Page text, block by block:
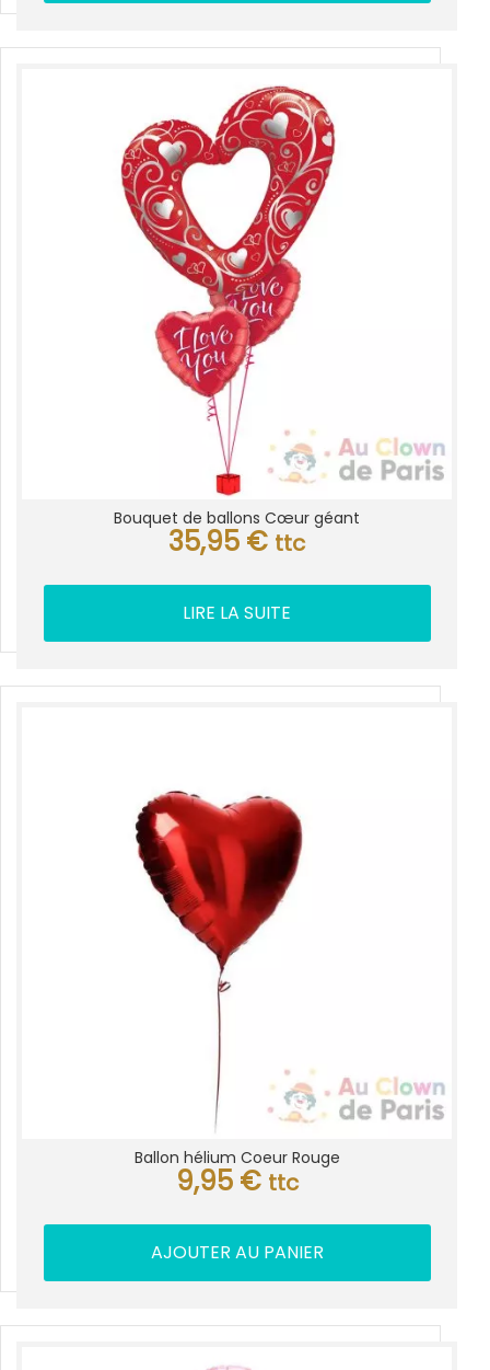
Bouquet de ballons Cœur géant
35,95 € ttc
LIRE LA SUITE
Ballon hélium Coeur Rouge
9,95 € ttc
AJOUTER AU PANIER